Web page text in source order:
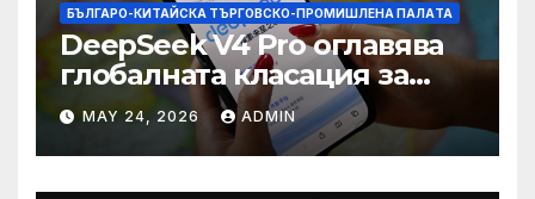
БЪЛГАРО-КИТАЙСКА ТЪРГОВСКО-ПРОМИШЛЕНА ПАЛAТА
DeepSeek V4 Pro оглавява
глобалната класация за
печалба след 75%
намаление на цената
MAY 24, 2026 ADMIN